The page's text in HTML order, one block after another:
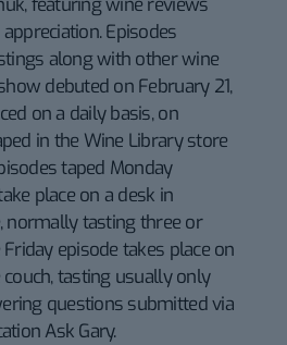
Episodes
along with other wine
debuted on February 21,
on a daily basis, on
in the Wine Library store
taped Monday
place on a desk in
normally tasting three or
episode takes place on
couch, tasting usually only
questions submitted via
Ask Gary.